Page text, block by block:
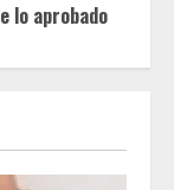
lo aprobado